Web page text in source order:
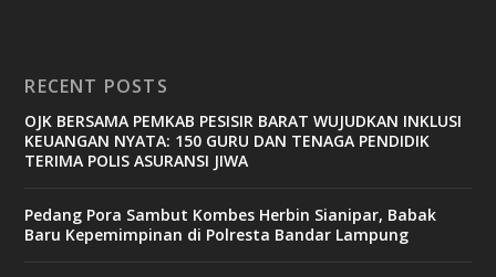
RECENT POSTS
OJK BERSAMA PEMKAB PESISIR BARAT WUJUDKAN INKLUSI
KEUANGAN NYATA: 150 GURU DAN TENAGA PENDIDIK
TERIMA POLIS ASURANSI JIWA
Pedang Pora Sambut Kombes Herbin Sianipar, Babak
Baru Kepemimpinan di Polresta Bandar Lampung